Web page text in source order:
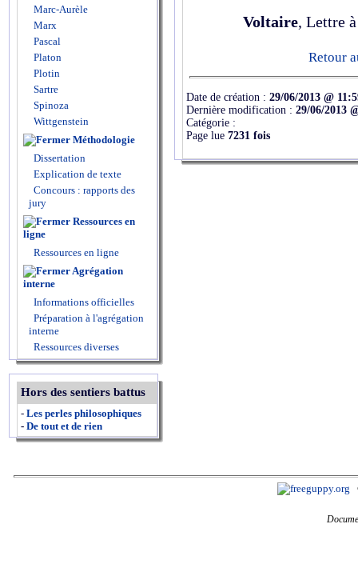
Marc-Aurèle
Marx
Pascal
Platon
Plotin
Sartre
Spinoza
Wittgenstein
Méthodologie
Dissertation
Explication de texte
Concours : rapports des
jury
Ressources en
ligne
Ressources en ligne
Agrégation
interne
Informations officielles
Préparation à l'agrégation
interne
Ressources diverses
Hors des sentiers battus
- Les perles philosophiques
- De tout et de rien
Voltaire, Lettre
Retour
Date de création : 29/06/2013 @
Dernière modification : 29/06/2013
Catégorie :
Page lue 7231 fois